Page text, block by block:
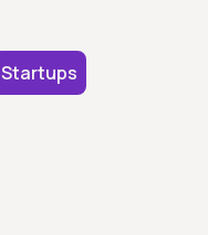
Startups